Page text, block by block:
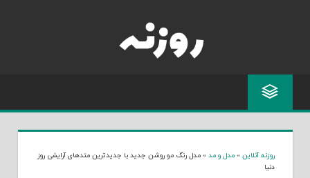
روزنه آنلاین » مدل و مد » مدل رنگ مو روشن جدید با جدیدترین متدهای آرایشی روز
دنیا